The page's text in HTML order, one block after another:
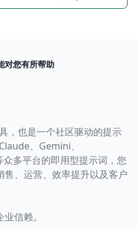
对您有所帮助
，也是一个社区驱动的提示
、Gemini、
多平台的即用型提示词，您
、运营、效率提升以及客户
信赖。